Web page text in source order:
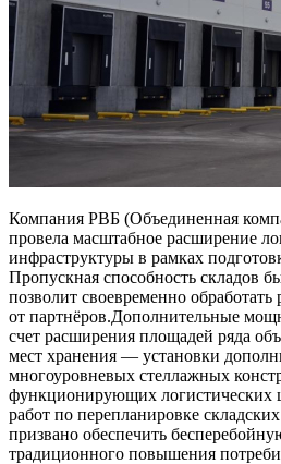
Компания РВБ (Объединенная
провела масштабное расширение
инфраструктуры в рамках
Пропускная способность складов
позволит своевременно
от партнёров.Дополнительные
счет расширения площадей ряда
мест хранения — установки
многоуровневых стеллажных
функционирующих логистических
работ по перепланировке
призвано обеспечить
традиционного повышения